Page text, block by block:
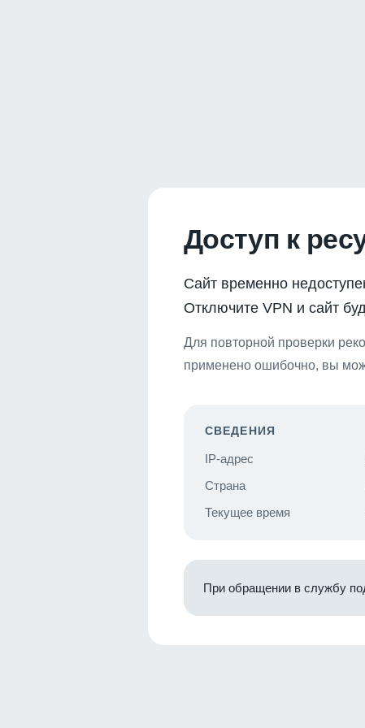
Доступ к
Сайт временно
Отключите VPN и сайт
Для повторной проверки
применено ошибочно, вы
СВЕДЕНИЯ
IP-адрес
Страна
Текущее время
При обращении в службу